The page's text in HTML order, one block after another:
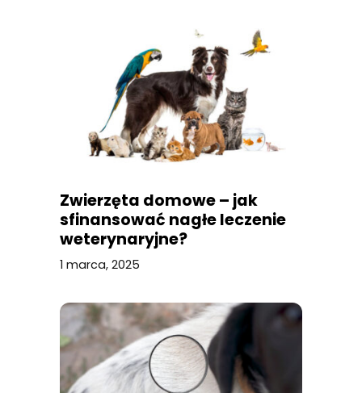
Zwierzęta domowe – jak
sfinansować nagłe leczenie
weterynaryjne?
1 marca, 2025